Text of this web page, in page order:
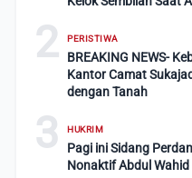
2 PERISTIWA
BREAKING NEWS-
Kantor Camat
dengan Tanah
3 HUKRIM
Pagi ini Sidang
Nonaktif Abdul Wahid